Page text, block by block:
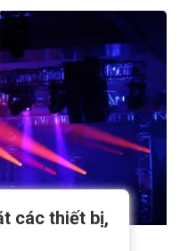
các thiết bị,